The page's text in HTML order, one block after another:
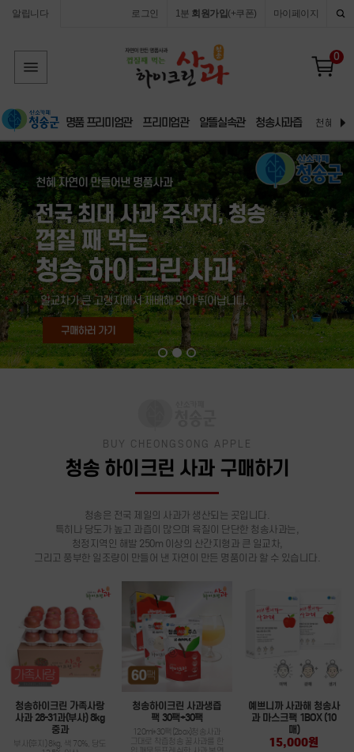
알립니다 마이페이지
1분 회원가입 (+쿠폰)
로그인
0
명품 프리미엄관 프리미엄관 알뜰실속관 청송사과즙 천혜 자
BUY CHEONGSONG APPLE
청송 하이크린 사과 구매하기
청송은 전국 제일의 사과가 생산되는 곳입니다.
특히나 당도가 높고 과즙이 많으며 육질이 단단한 청송사과는,
청정지역인 해발 250m 이상의 산간지형과 큰 일교차,
그리고 풍부한 일조량이 만들어 낸 자연이 만든 명품이라 할 수 있습니다.
청송하이크린 가족사랑
사과 28-31과(부사) 8kg
중과
부사(후지) 8kg, 색 70%, 당도
청송하이크린 사과생즙
팩 30팩+30팩
120ml*30팩(2box)청송사과
그대로 착즙청송 꿀사과를 한
예쁘니까 사과해 청송사
과 마스크팩 1BOX (10
매)
15,000원